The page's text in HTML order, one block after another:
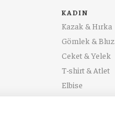
KADIN
Kazak & Hırka
Gömlek & Bluz
Ceket & Yelek
T-shirt & Atlet
Elbise